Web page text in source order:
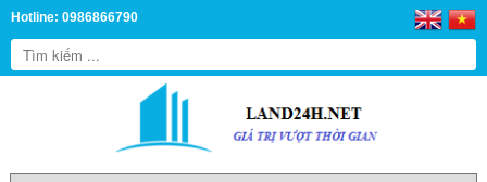
Hotline: 0986866790